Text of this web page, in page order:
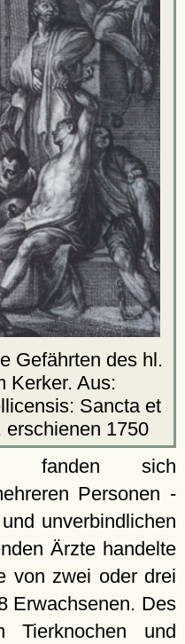
Gefährten des hl.
Kerker. Aus:
Sancta et
erschienen 1750
fanden sich
Personen -
unverbindlichen
Ärzte handelte
von zwei oder drei
Erwachsenen. Des
Tierknochen und